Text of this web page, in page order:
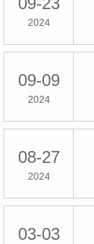
2024
09-09
2024
08-27
2024
03-03